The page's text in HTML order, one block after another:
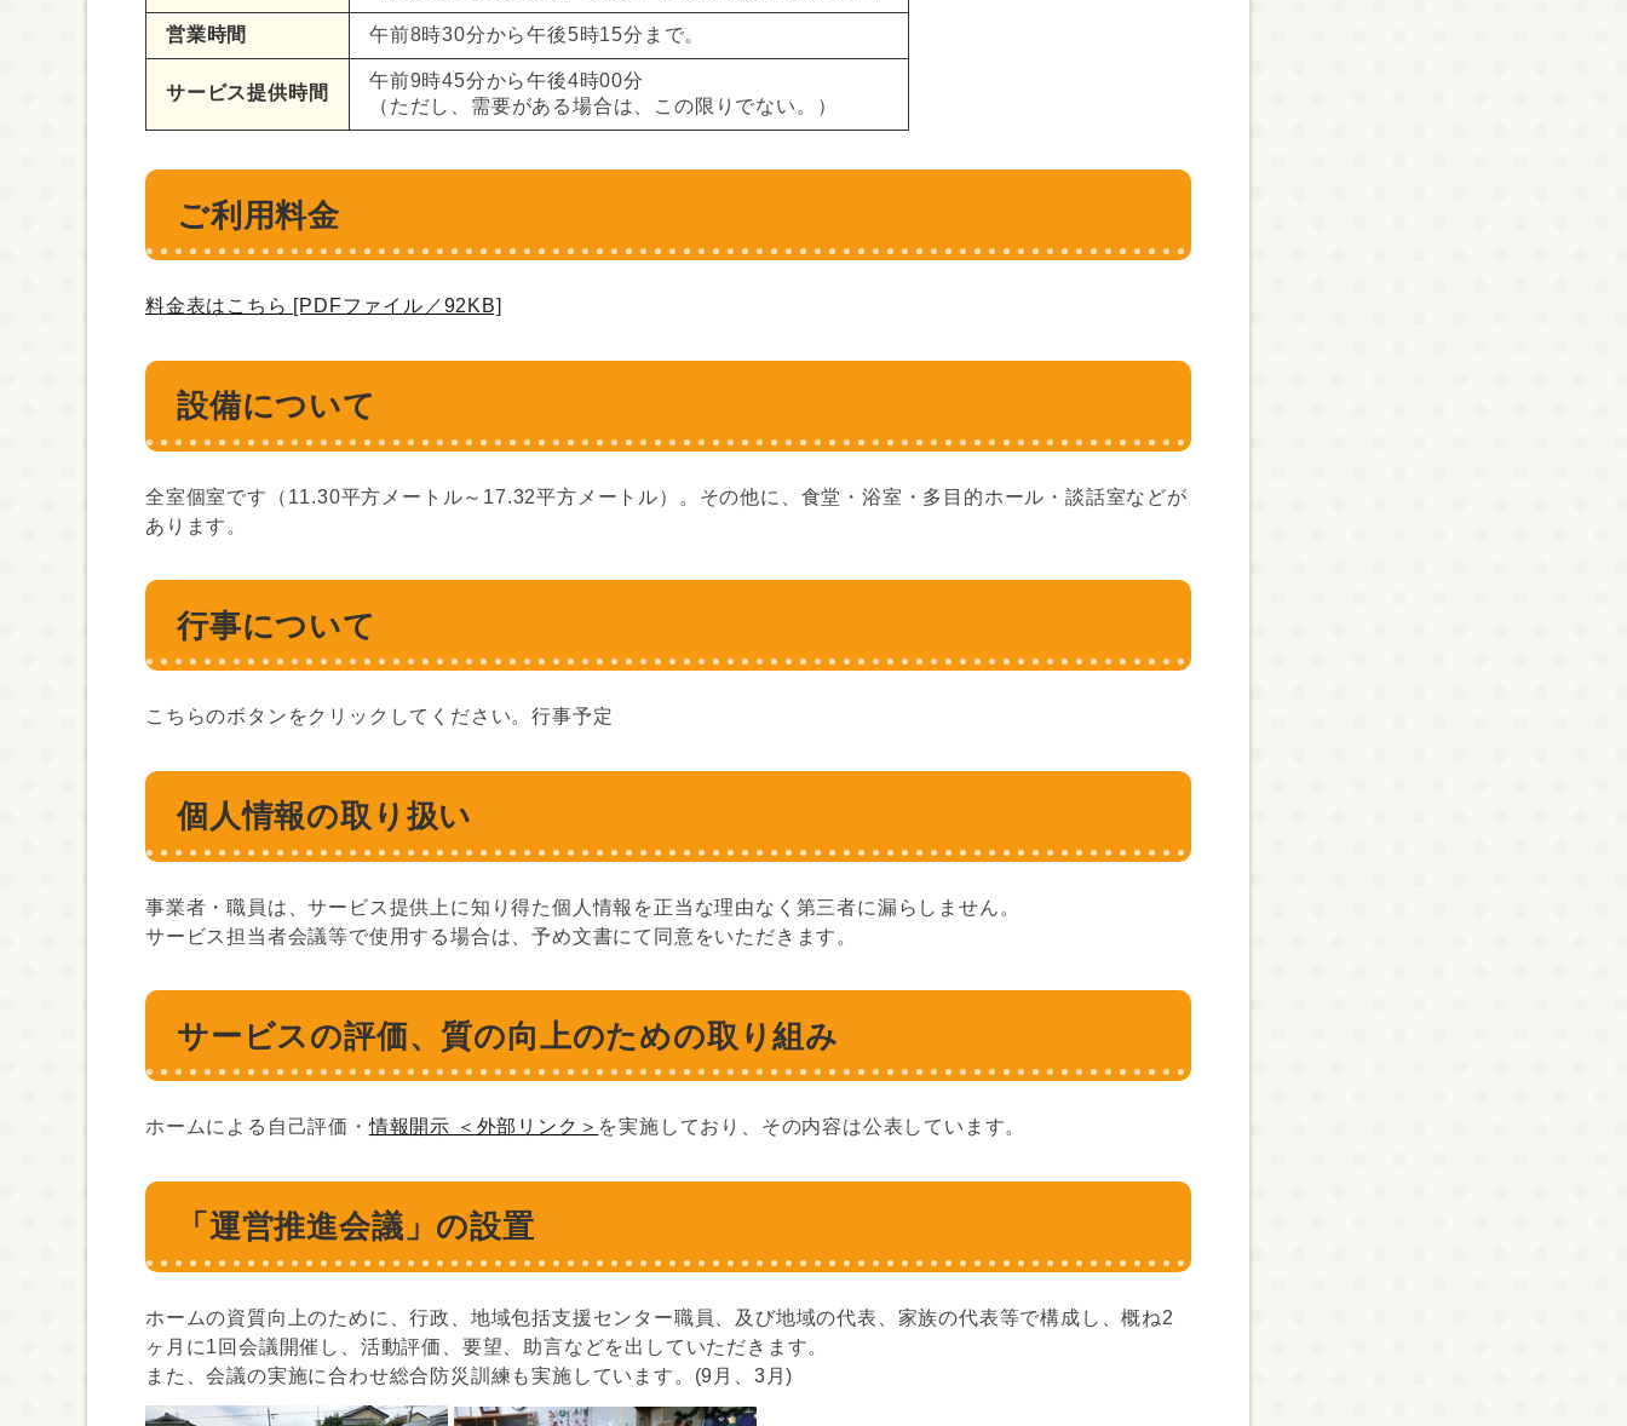
営業時間 午前8時30分から午後5時15分まで。
サービス提供時間
午前9時45分から午後4時00分
（ただし、需要がある場合は、この限りでない。）
ご利用料金
料金表はこちら [PDFファイル／92KB]
設備について
全室個室です（11.30平方メートル～17.32平方メートル）。その他に、食堂・浴室・多目的ホール・談話室などが
あります。
行事について
こちらのボタンをクリックしてください。行事予定
個人情報の取り扱い
事業者・職員は、サービス提供上に知り得た個人情報を正当な理由なく第三者に漏らしません。
サービス担当者会議等で使用する場合は、予め文書にて同意をいただきます。
サービスの評価、質の向上のための取り組み
ホームによる自己評価・情報開示 ＜外部リンク＞ を実施しており、その内容は公表しています。
「運営推進会議」の設置
ホームの資質向上のために、行政、地域包括支援センター職員、及び地域の代表、家族の代表等で構成し、概ね2
ヶ月に1回会議開催し、活動評価、要望、助言などを出していただきます。
また、会議の実施に合わせ総合防災訓練も実施しています。(9月、3月)